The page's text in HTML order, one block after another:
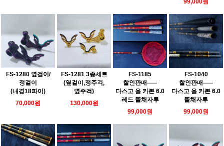
99,000원
FS-1280 옆걸이/
정걸이
(내경18파이)
70,000원
FS-1281 3종세트
(옆걸이,정주걱,
옆주걱)
130,000원
FS-1185
할인판매-----
다스고 올 카본 6.0
레드 뜰채자루
99,000원
FS-1040
할인판매-----
다스고 올 카본 6.0
뜰채자루
99,000원